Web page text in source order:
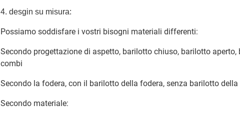
4. desgin su misura:
Possiamo soddisfare i vostri bisogni materiali differenti:
Secondo progettazione di aspetto, barilotto chiuso, barilotto
combi
Secondo la fodera, con il barilotto della fodera, senza barilotto della
Secondo materiale: